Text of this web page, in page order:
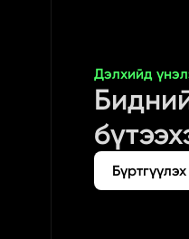
Дэлхийд
Бүртгүүлэх